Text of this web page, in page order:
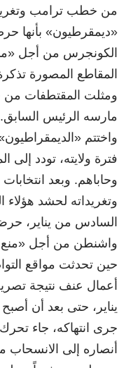
من خطب ترامب
«ديمقرطيون» بأنها
الكونجرس من أجل
المقاطع المصورة
ومثلت المقتطفات
مارسه الرئيس السابق.
واختتم
فترة ولايته، تودد
وتغريداته لحشد هؤلاء
السادس من يناير،
واشنطن من أجل «منع
حين تحدثت مواقع
أعمال عنف نتيجة
يناير، حتى بعد أن
جرى انتهاكه، جاء
أنصاره إلى